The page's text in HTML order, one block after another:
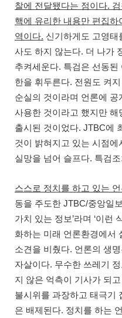
찰에 전달됐다는 점이다.
핵에 유리한 내용만 편집
역이다. 신기하게도 고영태
사도 하지 않는다. 더 나가
추켜세운다. 특검은 선동된
한을 휘두른다. 전원도 켜
순실의 것이라며 언론에 공
사용한 것이라고 했지만 해
출시된 것이었다. JTBC에
것이 밝혀지고 있는 시점에
실망을 넘어 슬프다. 특검
스스로 정치를 하고 있는
동을 주도한 JTBC/중앙일
가치 있는 정보’라며 ‘이런
화하는 미래 언론환경에서
소견을 비췄다. 언론의 생
자살이다. 무수한 쓰레기
지 않은 억측이 기사가 되
불시위를 과장하고 태극기
은 배제된다. 정치를 하는